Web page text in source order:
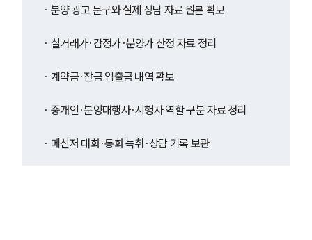
· 분양 광고 문구와 실제 상담 자료 원본 확보
· 실거래가·감정가·분양가 산정 자료 정리
· 계약금·잔금 입출금 내역 확보
· 중개인·분양대행사·시행사 역할 구분 자료 정리
· 메신저 대화·통화 녹취·상담 기록 보관